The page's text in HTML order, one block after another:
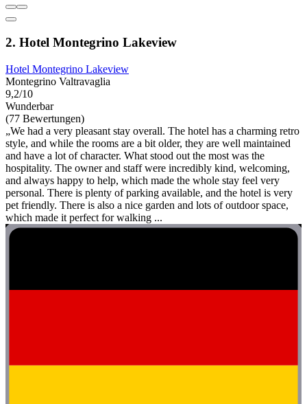
2. Hotel Montegrino Lakeview
Hotel Montegrino Lakeview
Montegrino Valtravaglia
9,2/10
Wunderbar
(77 Bewertungen)
„We had a very pleasant stay overall. The hotel has a charming retro
style, and while the rooms are a bit older, they are well maintained
and have a lot of character. What stood out the most was the
hospitality. The owner and staff were incredibly kind, welcoming,
and always happy to help, which made the whole stay feel very
personal. There is plenty of parking available, and the hotel is very
pet friendly. There is also a nice garden and lots of outdoor space,
which made it perfect for walking ...